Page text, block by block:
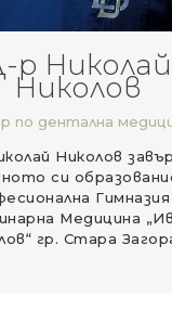
р Николай
Николов
по дентална
Николов
си
Гимназия
Медицина
гр. Стара